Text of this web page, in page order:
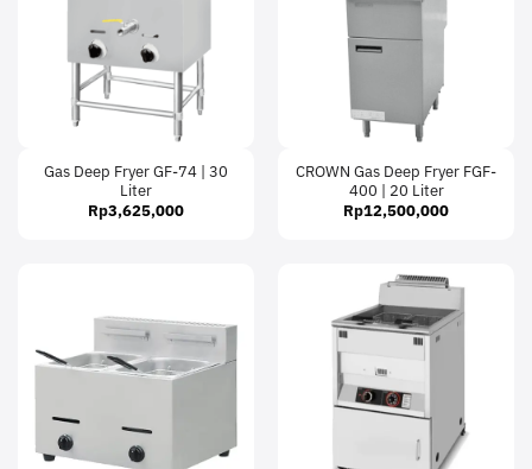
Gas Deep Fryer GF-74 | 30
Liter
Rp3,625,000
CROWN Gas Deep Fryer FGF-
400 | 20 Liter
Rp12,500,000